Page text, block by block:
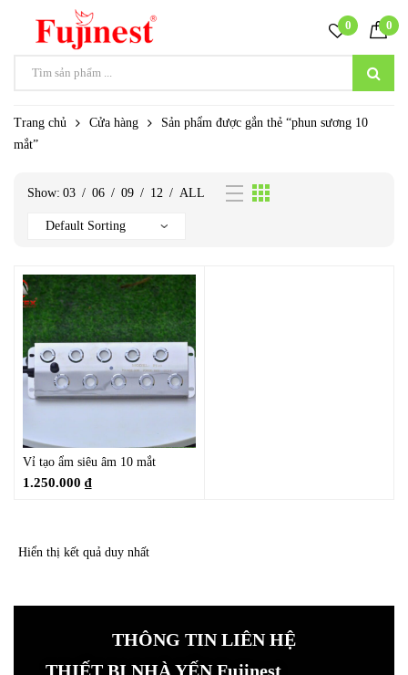
0 0
Trang chủ Cửa hàng
Sản phẩm được gắn thẻ “phun sương 10
mắt”
Show: 03 / 06 / 09 / 12 / ALL
Vỉ tạo ẩm siêu âm 10 mắt
1.250.000 ₫
Hiển thị kết quả duy nhất
THÔNG TIN LIÊN HỆ
THIẾT BỊ NHÀ YẾN Fujinest